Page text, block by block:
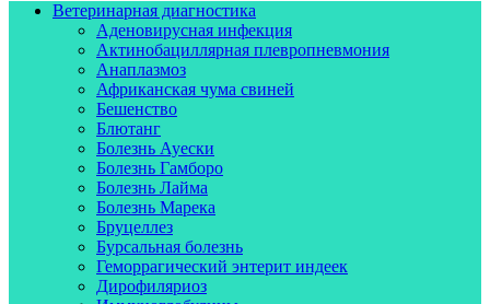
Ветеринарная диагностика
Аденовирусная инфекция
Актинобациллярная плевропневмония
Анаплазмоз
Африканская чума свиней
Бешенство
Блютанг
Болезнь Ауески
Болезнь Гамборо
Болезнь Лайма
Болезнь Марека
Бруцеллез
Бурсальная болезнь
Геморрагический энтерит индеек
Дирофиляриоз